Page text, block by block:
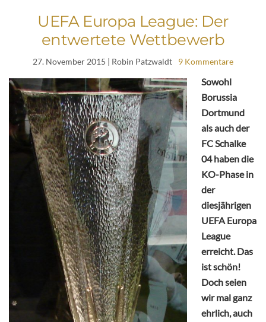
UEFA Europa League: Der
entwertete Wettbewerb
27. November 2015 | Robin Patzwaldt 9 Kommentare
Sowohl
Borussia
Dortmund
als auch der
FC Schalke
04 haben die
KO-Phase in
der
diesjährigen
UEFA Europa
League
erreicht. Das
ist schön!
Doch seien
wir mal ganz
ehrlich, auch